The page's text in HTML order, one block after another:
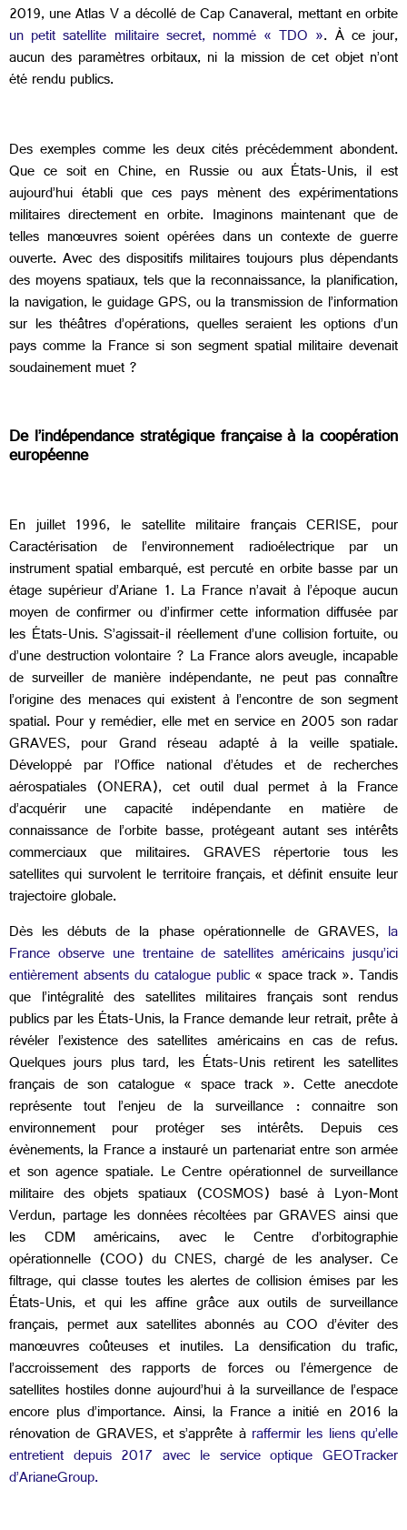
2019, une Atlas V a décollé de Cap Canaveral, mettant en orbite
un petit satellite militaire secret, nommé « TDO ». À ce jour,
aucun des paramètres orbitaux, ni la mission de cet objet n’ont
été rendu publics.
Des exemples comme les deux cités précédemment abondent.
Que ce soit en Chine, en Russie ou aux États-Unis, il est
aujourd’hui établi que ces pays mènent des expérimentations
militaires directement en orbite. Imaginons maintenant que de
telles manœuvres soient opérées dans un contexte de guerre
ouverte. Avec des dispositifs militaires toujours plus dépendants
des moyens spatiaux, tels que la reconnaissance, la planification,
la navigation, le guidage GPS, ou la transmission de l’information
sur les théâtres d’opérations, quelles seraient les options d’un
pays comme la France si son segment spatial militaire devenait
soudainement muet ?
De l’indépendance stratégique française à la coopération
européenne
En juillet 1996, le satellite militaire français CERISE, pour
Caractérisation de l’environnement radioélectrique par un
instrument spatial embarqué, est percuté en orbite basse par un
étage supérieur d’Ariane 1. La France n’avait à l’époque aucun
moyen de confirmer ou d’infirmer cette information diffusée par
les États-Unis. S’agissait-il réellement d’une collision fortuite, ou
d’une destruction volontaire ? La France alors aveugle, incapable
de surveiller de manière indépendante, ne peut pas connaître
l’origine des menaces qui existent à l’encontre de son segment
spatial. Pour y remédier, elle met en service en 2005 son radar
GRAVES, pour Grand réseau adapté à la veille spatiale.
Développé par l’Office national d’études et de recherches
aérospatiales (ONERA), cet outil dual permet à la France
d’acquérir une capacité indépendante en matière de
connaissance de l’orbite basse, protégeant autant ses intérêts
commerciaux que militaires. GRAVES répertorie tous les
satellites qui survolent le territoire français, et définit ensuite leur
trajectoire globale.
Dès les débuts de la phase opérationnelle de GRAVES, la
France observe une trentaine de satellites américains jusqu’ici
entièrement absents du catalogue public« space track ». Tandis
que l’intégralité des satellites militaires français sont rendus
publics par les États-Unis, la France demande leur retrait, prête à
révéler l’existence des satellites américains en cas de refus.
Quelques jours plus tard, les États-Unis retirent les satellites
français de son catalogue « space track ». Cette anecdote
représente tout l’enjeu de la surveillance : connaitre son
environnement pour protéger ses intérêts. Depuis ces
évènements, la France a instauré un partenariat entre son armée
et son agence spatiale. Le Centre opérationnel de surveillance
militaire des objets spatiaux (COSMOS) basé à Lyon-Mont
Verdun, partage les données récoltées par GRAVES ainsi que
les CDM américains, avec le Centre d’orbitographie
opérationnelle (COO) du CNES, chargé de les analyser. Ce
filtrage, qui classe toutes les alertes de collision émises par les
États-Unis, et qui les affine grâce aux outils de surveillance
français, permet aux satellites abonnés au COO d’éviter des
manœuvres coûteuses et inutiles. La densification du trafic,
l’accroissement des rapports de forces ou l’émergence de
satellites hostiles donne aujourd’hui à la surveillance de l’espace
encore plus d’importance. Ainsi, la France a initié en 2016 la
rénovation de GRAVES, et s’apprête à raffermir les liens qu’elle
entretient depuis 2017 avec le service optique GEOTracker
d’ArianeGroup.